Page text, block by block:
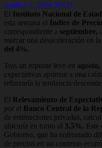
octubre 7, 2024 MAD
El Instituto Nacional de
esta semana el Índice de
correspondiente a septiembre,
marcar una desaceleración en la
del 4%.
Tras un repunte leve en agosto,
expectativas apuntan a una
reforzaría la tendencia
El Relevamiento de
por el Banco Central de la
de estimaciones privadas,
ubicaría en torno al 3,5%. Este
Gobierno, que ha enfrentado
de precios en un contexto